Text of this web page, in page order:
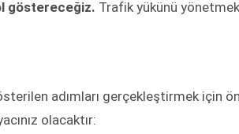
göstereceğiz. Trafik yükünü
adımları gerçekleştirmek için
olacaktır: